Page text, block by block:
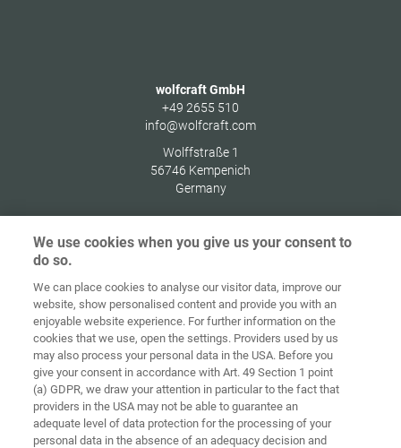
wolfcraft GmbH
+49 2655 510
info@wolfcraft.com
Wolffstraße 1
56746 Kempenich
Germany
Početna Kontakt Impresum podataka
Opći uvjeti
poslovanja
Smjernice za
kolačiće Prijava
Accessibility
Statement
Postavke za kolačiće
We use cookies when you give us your consent to
do so.
We can place cookies to analyse our visitor data, improve our
website, show personalised content and provide you with an
enjoyable website experience. For further information on the
cookies that we use, open the settings. Providers used by us
may also process your personal data in the USA. Before you
give your consent in accordance with Art. 49 Section 1 point
(a) GDPR, we draw your attention in particular to the fact that
providers in the USA may not be able to guarantee an
adequate level of data protection for the processing of your
personal data in the absence of an adequacy decision and